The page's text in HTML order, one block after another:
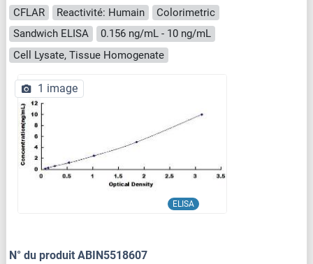
CFLAR Reactivité: Humain
Colorimetric
Sandwich ELISA
0.156 ng/mL - 10 ng/mL
Cell Lysate, Tissue Homogenate
ELISA
1 image
N° du produit ABIN5518607